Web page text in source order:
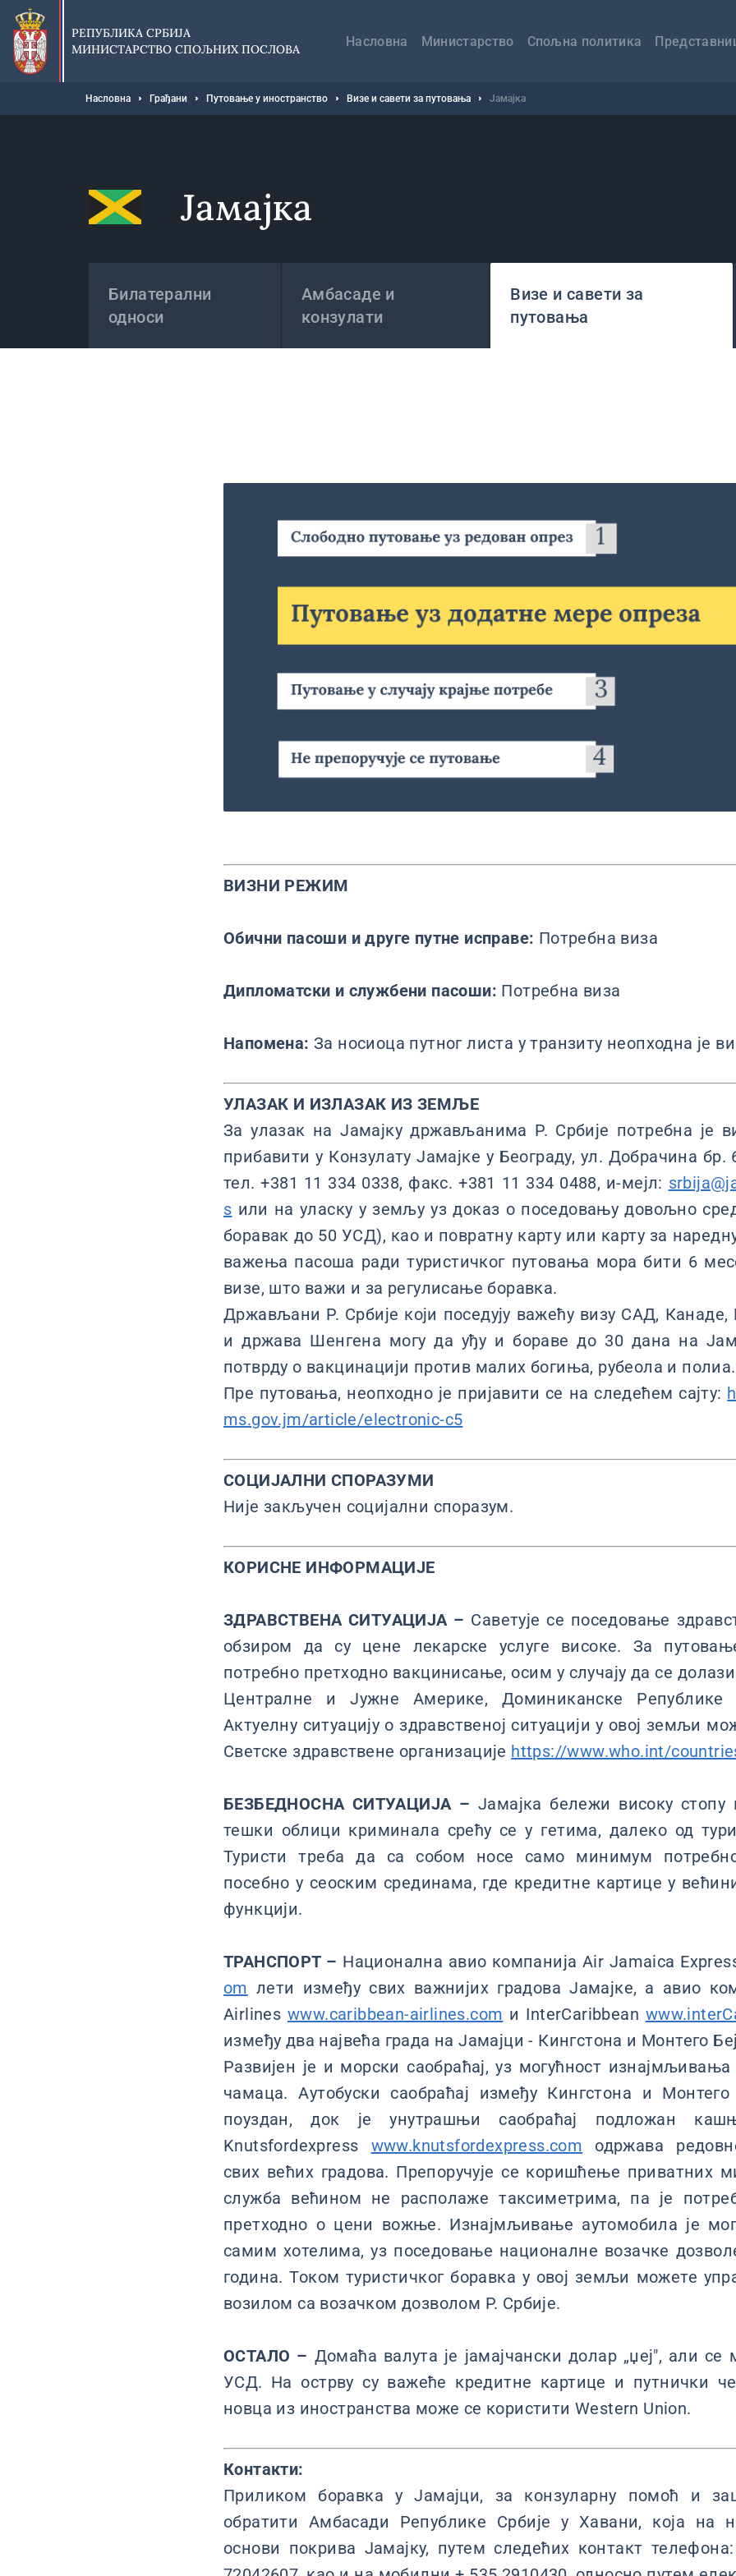
Прескочи
главни
део
садржаја
РЕПУБЛИКА СРБИЈА
МИНИСТАРСТВО СПОЉНИХ ПОСЛОВА
навигација
Насловна Министарство Спољна политика
Мрвице
Насловна Грађани Путовање у иностранство Визе и савети за путовања Јамајка
Јамајка
Билатерални
односи
Амбасаде и
конзулати
Визе и савети за
путовања
ВИЗНИ РЕЖИМ
Обични пасоши и друге путне исправе: Потребна виза
Дипломатски и службени пасоши: Потребна виза
Напомена: За носиоца путног листа у транзиту неопходна је
УЛАЗАК И ИЗЛАЗАК ИЗ ЗЕМЉЕ
За улазак на Јамајку држављанима Р. Србије потребна је
прибавити у Конзулату Јамајке у Београду, ул. Добрачина бр.
тел. +381 11 334 0338, факс. +381 11 334 0488, и-мејл:
s или на уласку у земљу уз доказ о поседовању довољно
боравак до 50 УСД), као и повратну карту или карту за
важења пасоша ради туристичког путовања мора бити 6
визе, што важи и за регулисање боравка.
Држављани Р. Србије који поседују важећу визу САД, Канаде,
и држава Шенгена могу да уђу и бораве до 30 дана на
потврду о вакцинацији против малих богиња, рубеола и полиа.
Пре путовања, неопходно је пријавити се на следећем сајту:
ms.gov.jm/article/electronic-c5
СОЦИЈАЛНИ СПОРАЗУМИ
Није закључен социјални споразум.
КОРИСНЕ ИНФОРМАЦИЈЕ
ЗДРАВСТВЕНА СИТУАЦИЈА – Саветује се поседовање
обзиром да су цене лекарске услуге високе. За
потребно претходно вакцинисање, осим у случају да се
Централне и Јужне Америке, Доминиканске Републике
Актуелну ситуацију о здравственој ситуацији у овој земљи
Светске здравствене организације https://www.who.int/
БЕЗБЕДНОСНА СИТУАЦИЈА – Јамајка бележи високу
тешки облици криминала срећу се у гетима, далеко од
Туристи треба да са собом носе само минимум
посебно у сеоским срединама, где кредитне картице у
функцији.
ТРАНСПОРТ – Национална авио компанија Air Jamaica
om лети између свих важнијих градова Јамајке, а авио
Airlines www.caribbean-airlines.com и InterCaribbean
између два највећа града на Јамајци - Кингстона и Монтего
Развијен је и морски саобраћај, уз могућност
чамаца. Аутобуски саобраћај између Кингстона и
поуздан, док је унутрашњи саобраћај подложан
Knutsfordexpress www.knutsfordexpress.com одржава
свих већих градова. Препоручује се коришћење приватних
служба већином не располаже таксиметрима, па је
претходно о цени вожње. Изнајмљивање аутомобила је
самим хотелима, уз поседовање националне возачке
година. Током туристичког боравка у овој земљи можете
возилом са возачком дозволом Р. Србије.
ОСТАЛО – Домаћа валута је јамајчански долар „џеј", али
УСД. На острву су важеће кредитне картице и путнички
новца из иностранства може се користити Western Union.
Контакти:
Приликом боравка у Јамајци, за конзуларну помоћ и
обратити Амбасади Републике Србије у Хавани, која на
основи покрива Јамајку, путем следећих контакт